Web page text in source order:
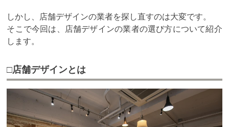
しかし、店舗デザインの業者を探し直すのは大変です。
そこで今回は、店舗デザインの業者の選び方について紹介
します。
□店舗デザインとは